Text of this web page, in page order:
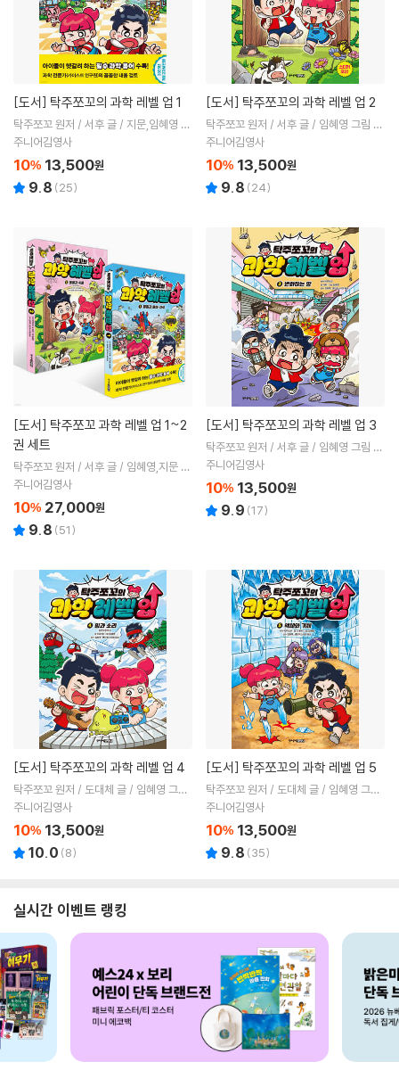
[도서] 탁주쪼꼬의 과학 레벨 업 1
탁주쪼꼬 원저 / 서후 글 / 지문,임혜영 그
림 / 김희목,샌드박스네트워크 감수
주니어김영사
10% 13,500원
9.8 (25)
[도서] 탁주쪼꼬의 과학 레벨 업 2
탁주쪼꼬 원저 / 서후 글 / 임혜영 그림 /
김희목,샌드박스네트워크 감수
주니어김영사
10% 13,500원
9.8 (24)
[도서]
권 세트
탁주쪼꼬 원저 / 서후 글 / 임혜영,지문 그
림
주니어김영사
10% 27,000원
9.8 (51)
[도서] 탁주쪼꼬의 과학 레벨 업 3
탁주쪼꼬 원저 / 서후 글 / 임혜영 그림 /
김희목,샌드박스네트워크 감수
주니어김영사
10% 13,500원
9.9 (17)
[도서] 탁주쪼꼬의 과학 레벨 업 4
탁주쪼꼬 원저 / 도대체 글 / 임혜영 그림
/ 김희목,샌드박스네트워크 감수
주니어김영사
10% 13,500원
10.0 (8)
[도서] 탁주쪼꼬의 과학 레벨 업 5
탁주쪼꼬 원저 / 도대체 글 / 임혜영 그림
/ 김희목,샌드박스네트워크 감수
주니어김영사
10% 13,500원
9.8 (35)
실시간 이벤트 랭킹